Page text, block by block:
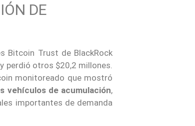
DE
Bitcoin Trust de BlackRock
perdió otros $20,2 millones.
monitoreado que mostró
vehículos de acumulación,
importantes de demanda